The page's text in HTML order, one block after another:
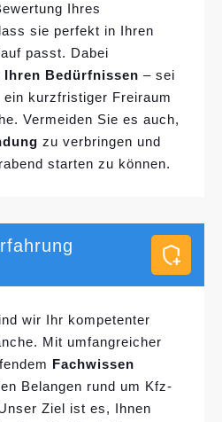
Ihres
sie perfekt in Ihren
passt. Dabei
Ihren Bedürfnissen – sei
kurzfristiger Freiraum
Vermeiden Sie es auch,
zu verbringen und
starten zu können.
wir Ihr kompetenter
Mit umfangreicher
Fachwissen
Belangen rund um Kfz-
Ziel ist es, Ihnen